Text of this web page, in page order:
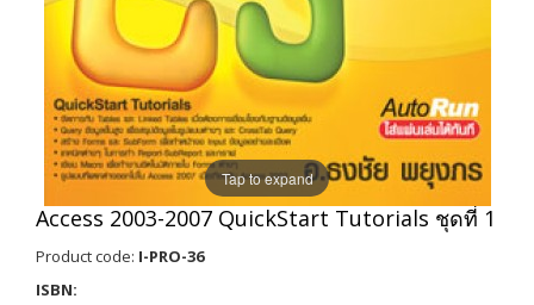
Tap to expand
Access 2003-2007 QuickStart Tutorials ชุดที่ 1
Product code: I-PRO-36
ISBN: